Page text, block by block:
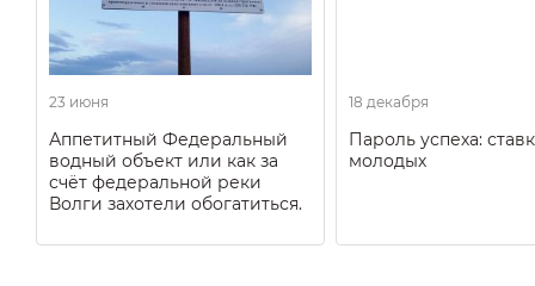
23 июня
Аппетитный Федеральный
водный объект или как за
счёт федеральной реки
Волги захотели обогатиться.
18 декабря
Пароль успеха:
молодых